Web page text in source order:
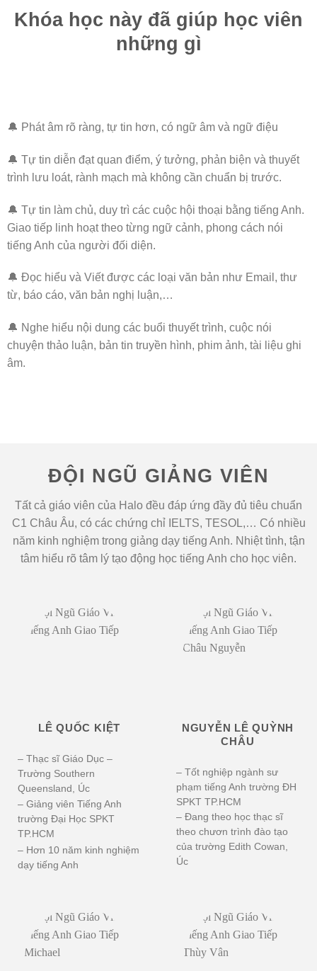
Khóa học này đã giúp học viên
những gì
🔔 Phát âm rõ ràng, tự tin hơn, có ngữ âm và ngữ điệu
🔔 Tự tin diễn đạt quan điểm, ý tưởng, phản biện và thuyết
trình lưu loát, rành mạch mà không cần chuẩn bị trước.
🔔 Tự tin làm chủ, duy trì các cuộc hội thoại bằng tiếng Anh.
Giao tiếp linh hoạt theo từng ngữ cảnh, phong cách nói
tiếng Anh của người đối diện.
🔔 Đọc hiểu và Viết được các loại văn bản như Email, thư
từ, báo cáo, văn bản nghị luận,…
🔔 Nghe hiểu nội dung các buổi thuyết trình, cuộc nói
chuyện thảo luận, bản tin truyền hình, phim ảnh, tài liệu ghi
âm.
ĐỘI NGŨ GIẢNG VIÊN
Tất cả giáo viên của Halo đều đáp ứng đầy đủ tiêu chuẩn
C1 Châu Âu, có các chứng chỉ IELTS, TESOL,… Có nhiều
năm kinh nghiệm trong giảng dạy tiếng Anh. Nhiệt tình, tận
tâm hiểu rõ tâm lý tạo động học tiếng Anh cho học viên.
LÊ QUỐC KIỆT
– Thạc sĩ Giáo Dục –
Trường Southern
Queensland, Úc
– Giảng viên Tiếng Anh
trường Đại Học SPKT
TP.HCM
– Hơn 10 năm kinh nghiệm
dạy tiếng Anh
NGUYỄN LÊ QUỲNH
CHÂU
– Tốt nghiệp ngành sư
phạm tiếng Anh trường ĐH
SPKT TP.HCM
– Đang theo học thạc sĩ
theo chươn trình đào tạo
của trường Edith Cowan,
Úc